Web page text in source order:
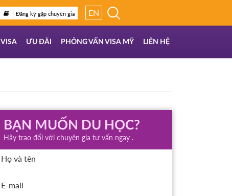
Đăng ký gặp chuyên gia EN
VISA ƯU ĐÃI PHỎNG VẤN VISA MỸ LIÊN HỆ
BẠN MUỐN DU HỌC?
Hãy trao đổi với chuyên gia tư vấn ngay .
Họ và tên
E-mail